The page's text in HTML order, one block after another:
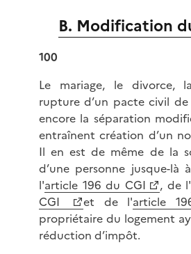
B. Modification
100
Le mariage, le divorce,
rupture d’un pacte civil de
encore la séparation
entraînent création d’un
Il en est de même de la
d’une personne jusque-là
l'article 196 du CGI , de l'
CGI
et de l'article
propriétaire du logement
réduction d’impôt.